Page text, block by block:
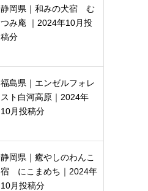
静岡県｜和みの犬宿 む
つみ庵 ｜2024年10月投
稿分
福島県｜エンゼルフォレ
スト白河高原｜2024年
10月投稿分
静岡県｜癒やしのわんこ
宿 にこまめち｜2024年
10月投稿分